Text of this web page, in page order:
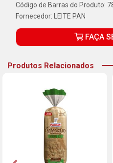
Código de Barras do Produto:
Fornecedor:
LEITE PAN
FAÇA
Produtos Relacionados